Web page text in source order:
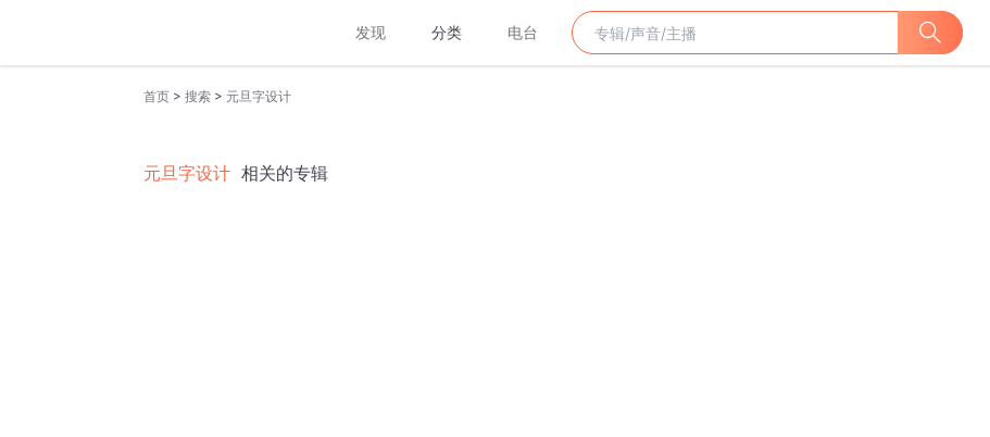
发现 分类 电台
首页 > 搜索 > 元旦字设计
元旦字设计 相关的专辑